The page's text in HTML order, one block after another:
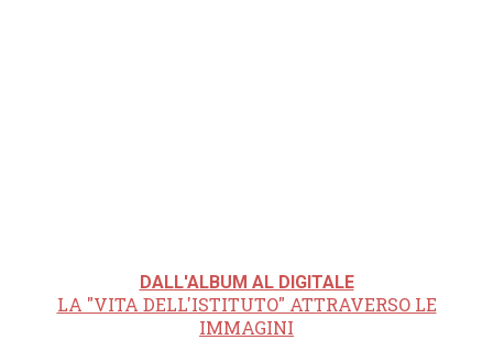
DALL'ALBUM AL DIGITALE
LA "VITA DELL'ISTITUTO" ATTRAVERSO LE
IMMAGINI